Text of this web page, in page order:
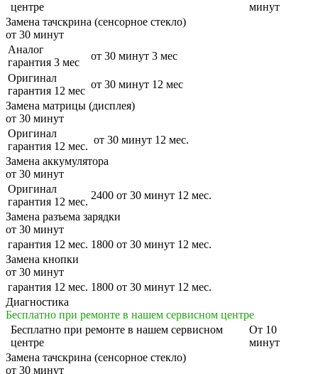
центре
минут
Замена тачскрина (сенсорное стекло)
от 30 минут
Аналог
гарантия 3 мес
от 30 минут 3 мес
Оригинал
гарантия 12 мес
от 30 минут 12 мес
Замена матрицы (дисплея)
от 30 минут
Оригинал
гарантия 12 мес.
от 30 минут 12 мес.
Замена аккумулятора
от 30 минут
Оригинал
гарантия 12 мес.
2400 от 30 минут 12 мес.
Замена разъема зарядки
от 30 минут
гарантия 12 мес. 1800 от 30 минут 12 мес.
Замена кнопки
от 30 минут
гарантия 12 мес. 1800 от 30 минут 12 мес.
Диагностика
Бесплатно при ремонте в нашем сервисном центре
Бесплатно при ремонте в нашем сервисном
центре
От 10
минут
Замена тачскрина (сенсорное стекло)
от 30 минут